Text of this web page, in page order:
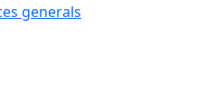
generals